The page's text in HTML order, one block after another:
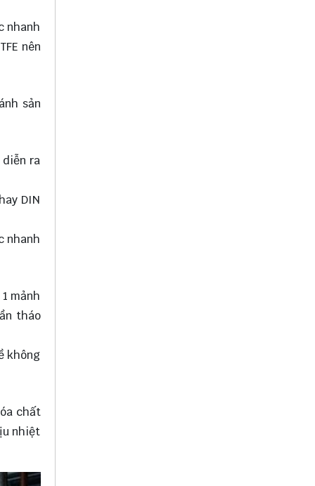
nhanh
nên
sản
ra
DIN
nhanh
mảnh
tháo
không
chất
nhiệt